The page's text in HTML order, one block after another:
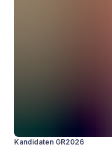
Kandidaten GR2026